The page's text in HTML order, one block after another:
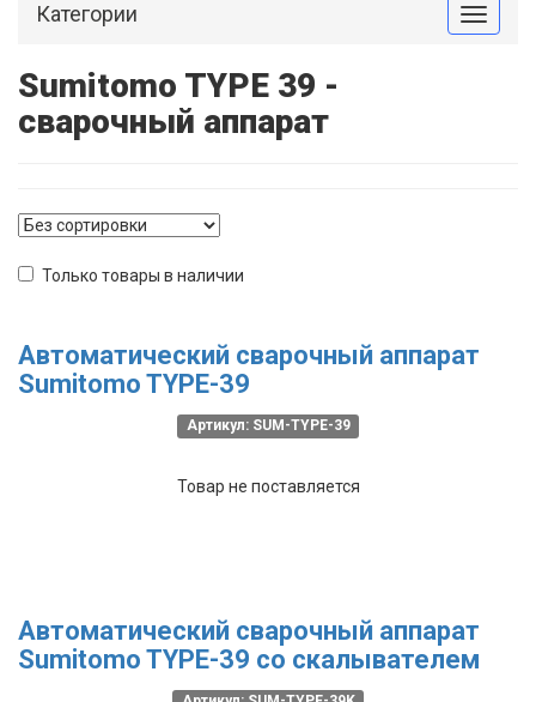
Toggle
Категории
Sumitomo TYPE 39 -
сварочный аппарат
Только товары в наличии
Автоматический сварочный аппарат
Sumitomo TYPE-39
Артикул: SUM-TYPE-39
Товар не поставляется
Автоматический сварочный аппарат
Sumitomo TYPE-39 со скалывателем